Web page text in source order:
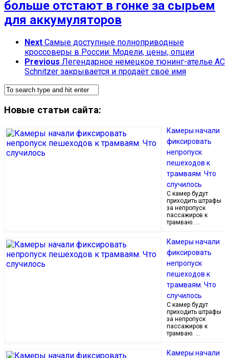
больше отстают в гонке за сырьем
для аккумуляторов
Next Самые доступные полноприводные
кроссоверы в России. Модели, цены, опции
Previous Легендарное немецкое тюнинг-ателье AC
Schnitzer закрывается и продаёт своё имя
Новые статьи сайта:
Камеры начали
фиксировать
непропуск
пешеходов к
трамваям. Что
случилось
С камер будут
приходить штрафы
за непропуск
пассажиров к
трамваю. …
Камеры начали
фиксировать
непропуск
пешеходов к
трамваям. Что
случилось
С камер будут
приходить штрафы
за непропуск
пассажиров к
трамваю. …
Камеры начали